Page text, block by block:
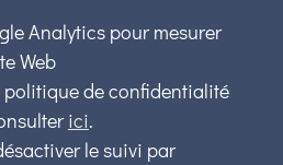
Analytics pour mesurer
Web
politique de confidentialité
ici.
le suivi par